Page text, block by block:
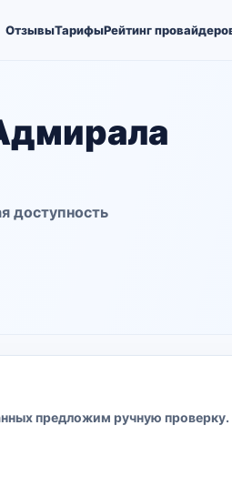
ОтзывыТарифыРейтинг
доступность
предложим ручную проверку.